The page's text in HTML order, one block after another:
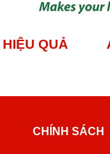
QUẢ
CHÍNH SÁCH